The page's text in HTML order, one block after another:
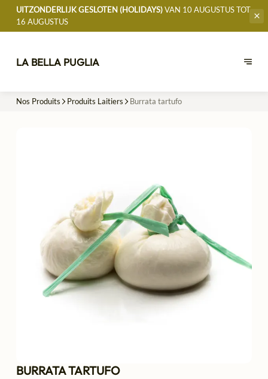
UITZONDERLIJK GESLOTEN (HOLIDAYS)VAN 10 AUGUSTUS TOT
16 AUGUSTUS
LA BELLA PUGLIA
Nos Produits Produits Laitiers Burrata tartufo
BURRATA TARTUFO